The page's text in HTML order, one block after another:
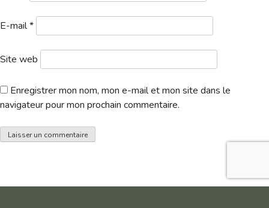
E-mail*
Site web
Enregistrer mon nom, mon e-mail et mon site dans le
navigateur pour mon prochain commentaire.